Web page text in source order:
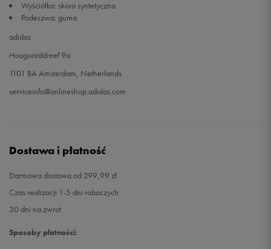
Wyściółka: skóra syntetyczna
Podeszwa: guma
adidas
Hoogoorddreef 9a
1101 BA Amsterdam, Netherlands
serviceinfo@onlineshop.adidas.com
Dostawa i płatność
Darmowa dostawa od 299,99 zł
Czas realizacji 1-5 dni roboczych
30 dni na zwrot
Sposoby płatności: